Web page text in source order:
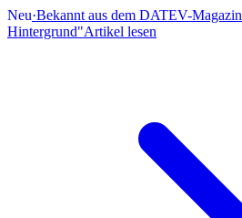
Neu·Bekannt aus dem DATEV-Magazin
Hintergrund"Artikel lesen